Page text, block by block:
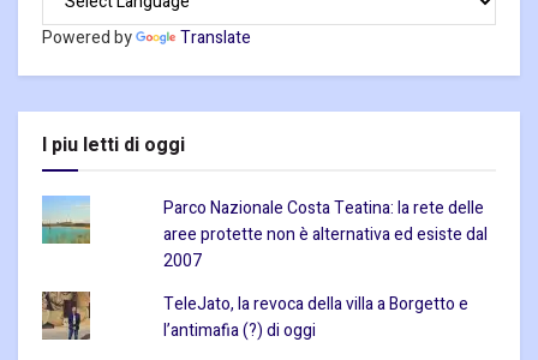
Powered by Translate
I piu letti di oggi
Parco Nazionale Costa Teatina: la rete delle
aree protette non è alternativa ed esiste dal
2007
TeleJato, la revoca della villa a Borgetto e
l’antimafia (?) di oggi